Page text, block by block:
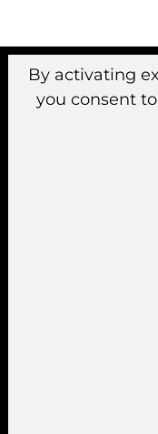
By activating
you consent